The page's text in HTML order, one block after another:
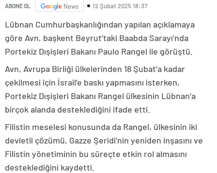
ABONE OL News 12 Şubat 2025 18:37
Lübnan Cumhurbaşkanlığından yapılan açıklamaya
göre Avn, başkent Beyrut’taki Baabda Sarayı’nda
Portekiz Dışişleri Bakanı Paulo Rangel ile görüştü.
Avn, Avrupa Birliği ülkelerinden 18 Şubat’a kadar
çekilmesi için İsrail’e baskı yapmasını isterken,
Portekiz Dışişleri Bakanı Rangel ülkesinin Lübnan’a
birçok alanda desteklediğini ifade etti.
Filistin meselesi konusunda da Rangel, ülkesinin iki
devletli çözümü, Gazze Şeridi’nin yeniden inşasını ve
Filistin yönetiminin bu süreçte etkin rol almasını
desteklediğini kaydetti.